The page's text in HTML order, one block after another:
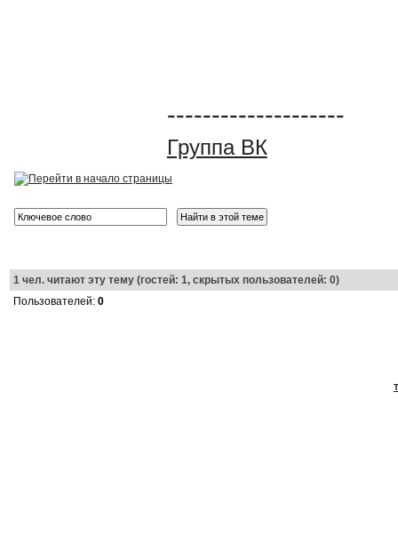
--------------------
Группа ВК
1чел. читают эту тему (гостей: 1, скрытых пользователей: 0)
Пользователей: 0